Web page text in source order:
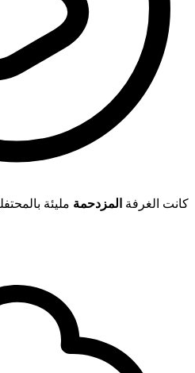
كانت الغرفة المزدحمة مليئة